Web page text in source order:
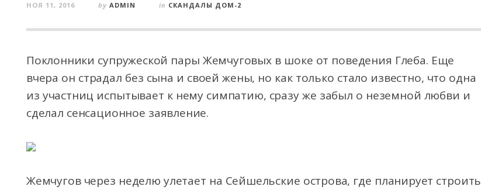
НОЯ 11, 2016 by ADMIN in СКАНДАЛЫ ДОМ-2
Поклонники супружеской пары Жемчуговых в шоке от поведения Глеба. Еще
вчера он страдал без сына и своей жены, но как только стало известно, что одна
из участниц испытывает к нему симпатию, сразу же забыл о неземной любви и
сделал сенсационное заявление.
Жемчугов через неделю улетает на Сейшельские острова, где планирует строить